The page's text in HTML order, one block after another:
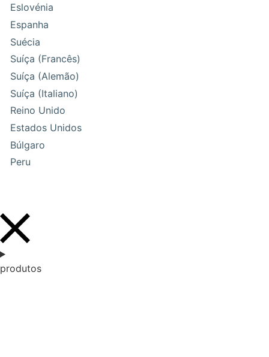
Eslovénia
Espanha
Suécia
Suíça (Francês)
Suíça (Alemão)
Suíça (Italiano)
Reino Unido
Estados Unidos
Búlgaro
Peru
produtos